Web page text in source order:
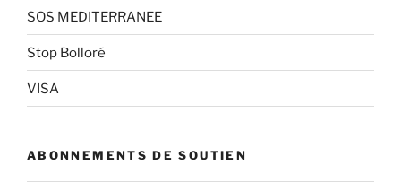
SOS MEDITERRANEE
Stop Bolloré
VISA
ABONNEMENTS DE SOUTIEN